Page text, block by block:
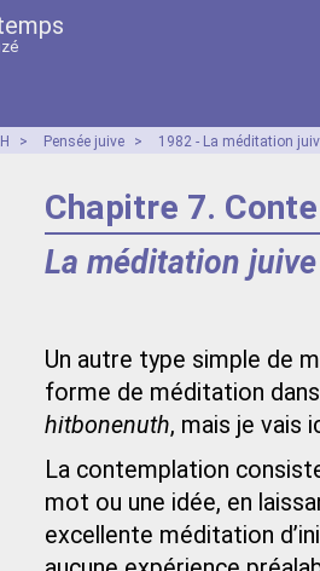
> Pensée juive > 1982 - La méditation
Chapitre 7.
La méditation juive
Un autre type simple de
forme de méditation
hitbonenuth, mais je vais
La contemplation
mot ou une idée, en
excellente méditation